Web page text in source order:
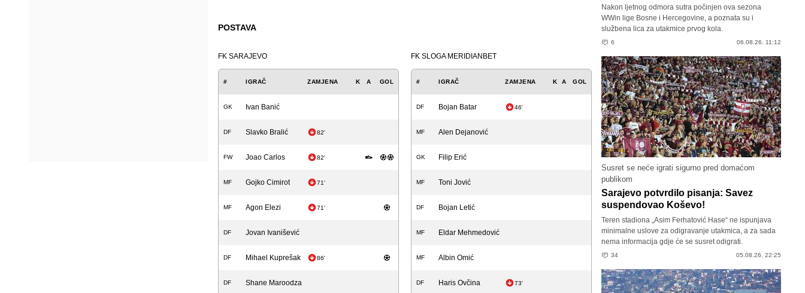
POSTAVA
FK SARAJEVO
# IGRAČ ZAMJENA K A GOL
GK Ivan Banić
DF Slavko Bralić 82'
FW Joao Carlos 82'
MF Gojko Cimirot 71'
MF Agon Elezi 71'
DF Jovan Ivanišević
DF Mihael Kuprešak 86'
DF Shane Maroodza
FK SLOGA MERIDIANBET
# IGRAČ ZAMJENA K A GOL
DF Bojan Batar 46'
MF Alen Dejanović
GK Filip Erić
MF Toni Jović
DF Bojan Letić
MF Eldar Mehmedović
MF Albin Omić
DF Haris Ovčina 73'
Nakon ljetnog odmora sutra počinjen ova sezona
WWin lige Bosne i Hercegovine, a poznata su i
službena lica za utakmice prvog kola.
6 06.08.26. 11:12
Susret se neće igrati sigurno pred domaćom
publikom
Sarajevo potvrdilo pisanja: Savez
suspendovao Koševo!
Teren stadiona „Asim Ferhatović Hase“ ne ispunjava
minimalne uslove za odigravanje utakmica, a za sada
nema informacija gdje će se susret odigrati.
34 05.08.26. 22:25